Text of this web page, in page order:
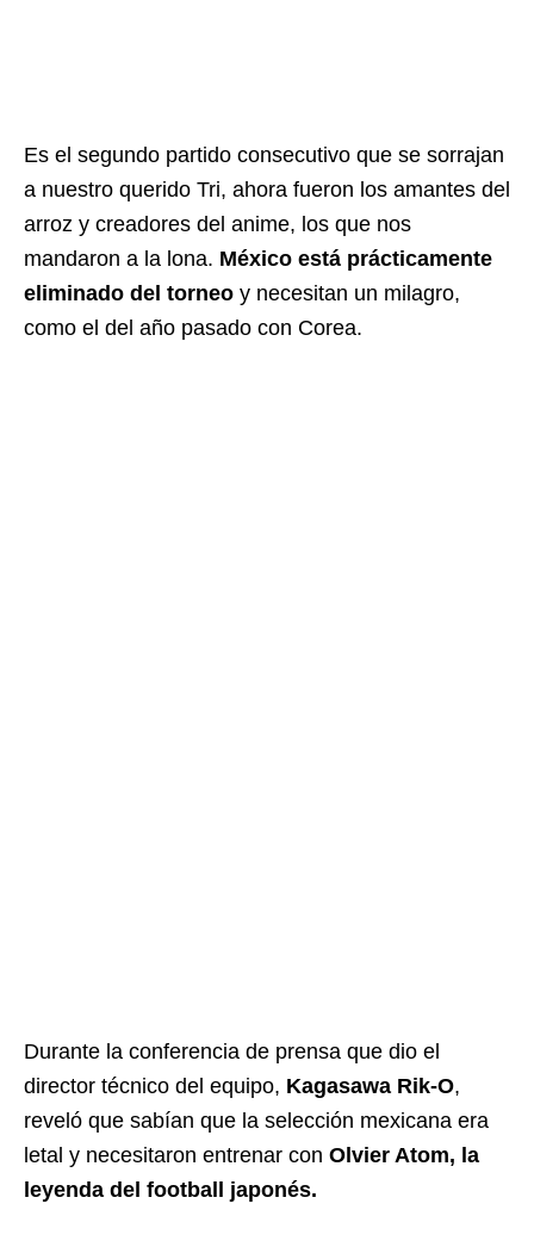
Es el segundo partido consecutivo que se sorrajan
a nuestro querido Tri, ahora fueron los amantes del
arroz y creadores del anime, los que nos
mandaron a la lona. México está prácticamente
eliminado del torneo y necesitan un milagro,
como el del año pasado con Corea.
Durante la conferencia de prensa que dio el
director técnico del equipo, Kagasawa Rik-O,
reveló que sabían que la selección mexicana era
letal y necesitaron entrenar con Olvier Atom, la
leyenda del football japonés.